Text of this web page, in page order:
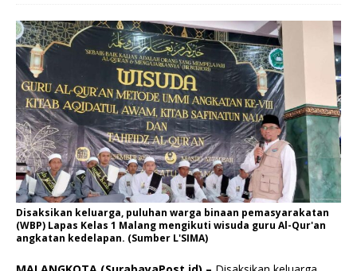
Disaksikan keluarga, puluhan warga binaan pemasyarakatan
(WBP) Lapas Kelas 1 Malang mengikuti wisuda guru Al-Qur'an
angkatan kedelapan. (Sumber L'SIMA)